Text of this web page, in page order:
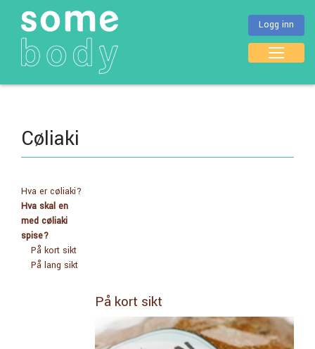
Logg inn
Cøliaki
Hva er cøliaki?
Hva skal en
med cøliaki
spise?
På kort sikt
På lang sikt
På kort sikt